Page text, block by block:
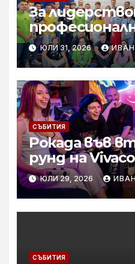
За
извора“:
Vivacom се
Главния
директор
ЮЛИ 31, 2026
СЪБИТИЯ
Рокада във
рунд на
2026: ShadowHex застана
начело на
ЮЛИ 29, 2026
СЪБИТИЯ